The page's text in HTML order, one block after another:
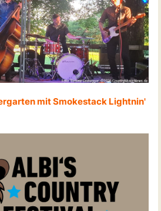
mit Smokestack Lightnin'